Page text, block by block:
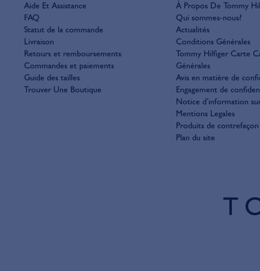
Aide Et Assistance
FAQ
Statut de la commande
Livraison
Retours et remboursements
Commandes et paiements
Guide des tailles
Trouver Une Boutique
À Propos De Tommy
Qui sommes-nous?
Actualités
Conditions Générales
Tommy Hilfiger Carte
Générales
Avis en matière de
Engagement de
Notice d’information
Mentions Legales
Produits de contrefaçon
Plan du site